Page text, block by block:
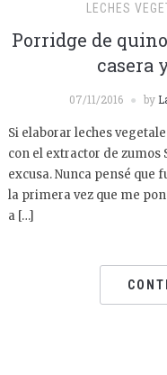
LECHES
Porridge de
casera
07/11/2016 by
Si elaborar leches
con el extractor de zumos
excusa. Nunca pensé que
la primera vez que me
a […]